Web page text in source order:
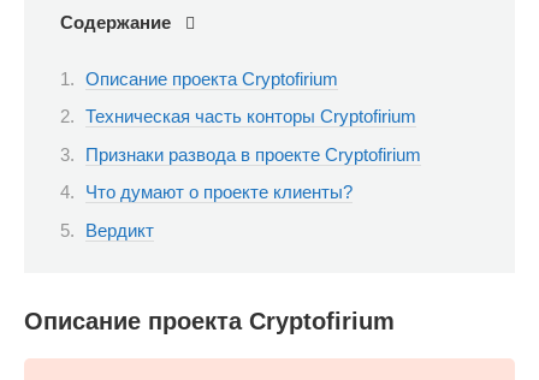
Содержание
Описание проекта Cryptofirium
Техническая часть конторы Cryptofirium
Признаки развода в проекте Cryptofirium
Что думают о проекте клиенты?
Вердикт
Описание проекта Cryptofirium